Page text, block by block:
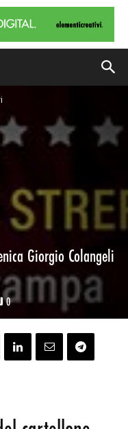
Giorgio Colangeli
0